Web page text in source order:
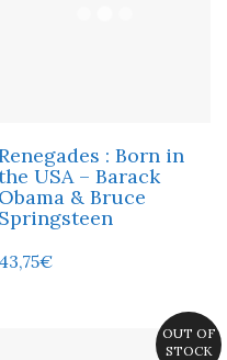
: Born in
USA – Barack
Obama & Bruce
Springsteen
43,75€
OUT OF
STOCK